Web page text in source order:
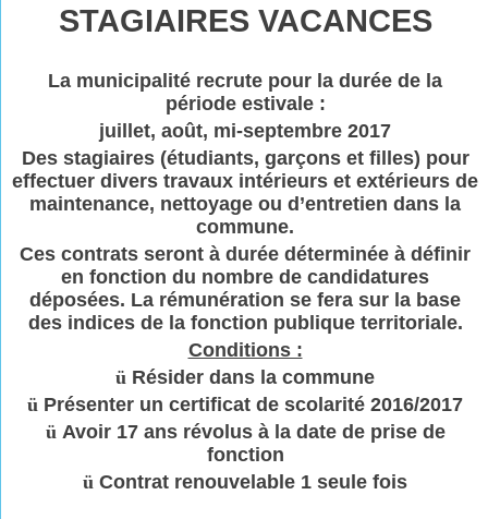
STAGIAIRES VACANCES
La municipalité recrute pour la durée de la
période estivale :
juillet, août, mi-septembre 2017
Des stagiaires (étudiants, garçons et filles) pour
effectuer divers travaux intérieurs et extérieurs de
maintenance, nettoyage ou d’entretien dans la
commune.
Ces contrats seront à durée déterminée à définir
en fonction du nombre de candidatures
déposées. La rémunération se fera sur la base
des indices de la fonction publique territoriale.
Conditions :
ü Résider dans la commune
ü Présenter un certificat de scolarité 2016/2017
ü Avoir 17 ans révolus à la date de prise de
fonction
ü Contrat renouvelable 1 seule fois